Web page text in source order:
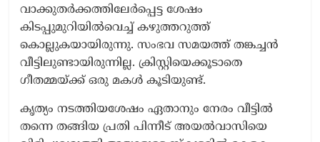
വാക്കുതർക്കത്തിലേർപ്പെട്ട ശേഷം
കിടപ്പുമുറിയിൽവെച്ച് കഴുത്തറുത്ത്
കൊല്ലുകയായിരുന്നു. സംഭവ സമയത്ത് തങ്കച്ചൻ
വീട്ടിലുണ്ടായിരുന്നില്ല. ക്രിസ്റ്റിയെക്കൂടാതെ
ഗീതമ്മയ്ക്ക് ഒരു മകൾ കൂടിയുണ്ട്.
കൃത്യം നടത്തിയശേഷം ഏതാനും നേരം വീട്ടിൽ
തന്നെ തങ്ങിയ പ്രതി പിന്നീട് അയൽവാസിയെ